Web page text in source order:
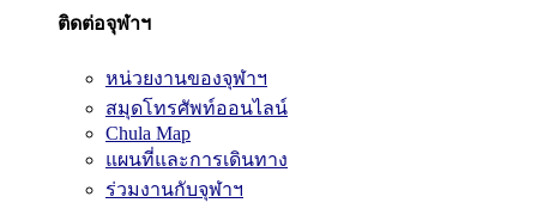
ติดต่อจุฬาฯ
หน่วยงานของจุฬาฯ
สมุดโทรศัพท์ออนไลน์
Chula Map
แผนที่และการเดินทาง
ร่วมงานกับจุฬาฯ